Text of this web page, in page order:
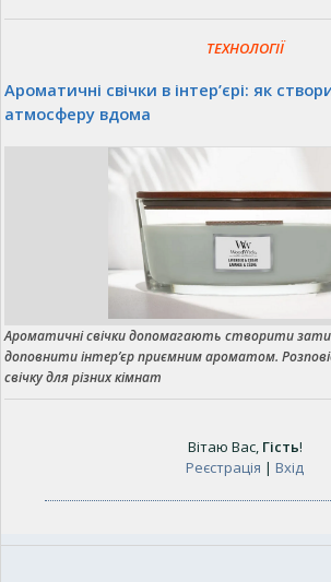
ТЕХНОЛОГІЇ
Ароматичні свічки в інтер’єрі: як
атмосферу вдома
Ароматичні свічки допомагають створити
доповнити інтер’єр приємним ароматом.
свічку для різних кімнат
Вітаю Вас, Гість!
Реєстрація | Вхід